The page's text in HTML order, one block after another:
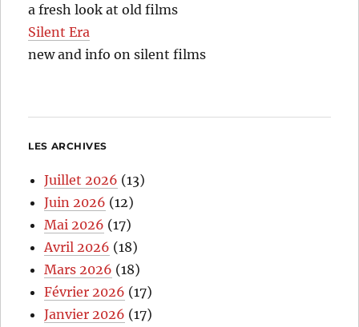
a fresh look at old films
Silent Era
new and info on silent films
LES ARCHIVES
Juillet 2026 (13)
Juin 2026 (12)
Mai 2026 (17)
Avril 2026 (18)
Mars 2026 (18)
Février 2026 (17)
Janvier 2026 (17)